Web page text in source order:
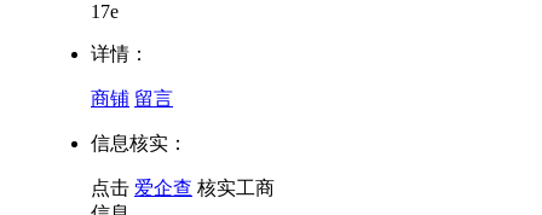
17e
详情：
商铺 留言
信息核实：
点击 爱企查 核实工商